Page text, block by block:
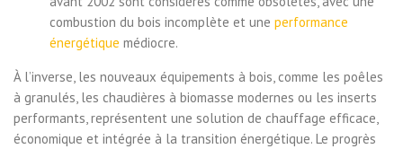
combustion du bois incomplète et une performance
énergétique médiocre.
À l’inverse, les nouveaux équipements à bois, comme les poêles
à granulés, les chaudières à biomasse modernes ou les inserts
performants, représentent une solution de chauffage efficace,
économique et intégrée à la transition énergétique. Le progrès